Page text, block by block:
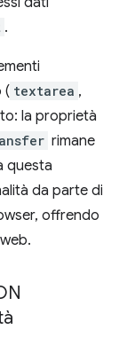
.
( textarea ,
la proprietà
rimane
questa
da parte di
offrendo